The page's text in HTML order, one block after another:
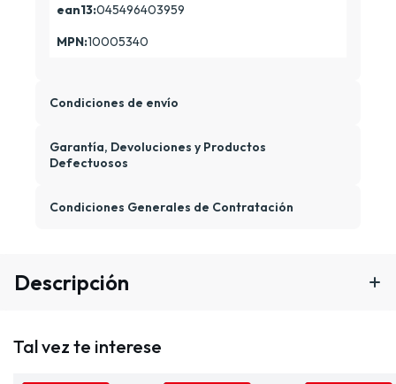
ean13:045496403959
MPN:10005340
Condiciones de envío
Garantía, Devoluciones y Productos
Defectuosos
Condiciones Generales de Contratación
Descripción
Tal vez te interese